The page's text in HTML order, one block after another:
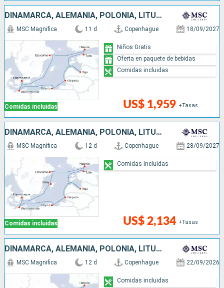
DINAMARCA, ALEMANIA, POLONIA, LITUANIA, LETONIA, ESTONIA, FINLANDIA, SUECIA
Comidas incluidas
MSC Magnifica 11 d Copenhague 18/09/2027
US$ 1,959 +Tasas
Niños Gratis
Oferta en paquete de bebidas
Comidas incluidas
DINAMARCA, ALEMANIA, POLONIA, LITUANIA, LETONIA, ESTONIA, FINLANDIA, SUECIA
Comidas incluidas
MSC Magnifica 12 d Copenhague 28/09/2027
US$ 2,134 +Tasas
Comidas incluidas
DINAMARCA, ALEMANIA, POLONIA, LITUANIA, LETONIA, FINLANDIA, ESTONIA, SUECIA
MSC Magnifica 12 d Copenhague 22/09/2026
Comidas incluidas